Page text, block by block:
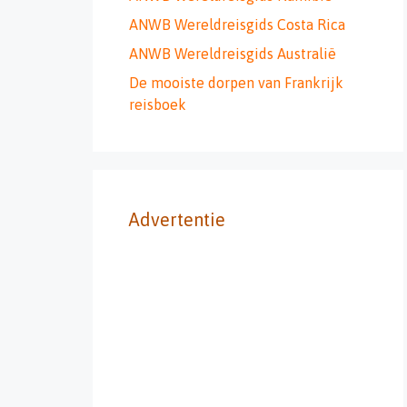
ANWB Wereldreisgids Costa Rica
ANWB Wereldreisgids Australië
De mooiste dorpen van Frankrijk
reisboek
Advertentie